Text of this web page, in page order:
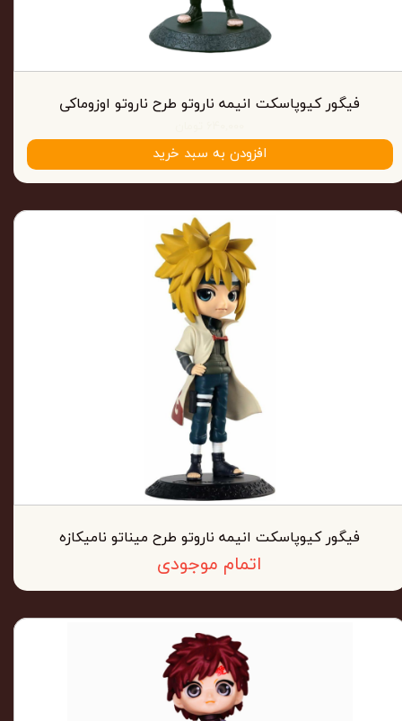
فیگور کیوپاسکت انیمه ناروتو طرح ناروتو اوزوماکی
افزودن به سبد خرید
فیگور کیوپاسکت انیمه ناروتو طرح میناتو نامیکازه
اتمام موجودی